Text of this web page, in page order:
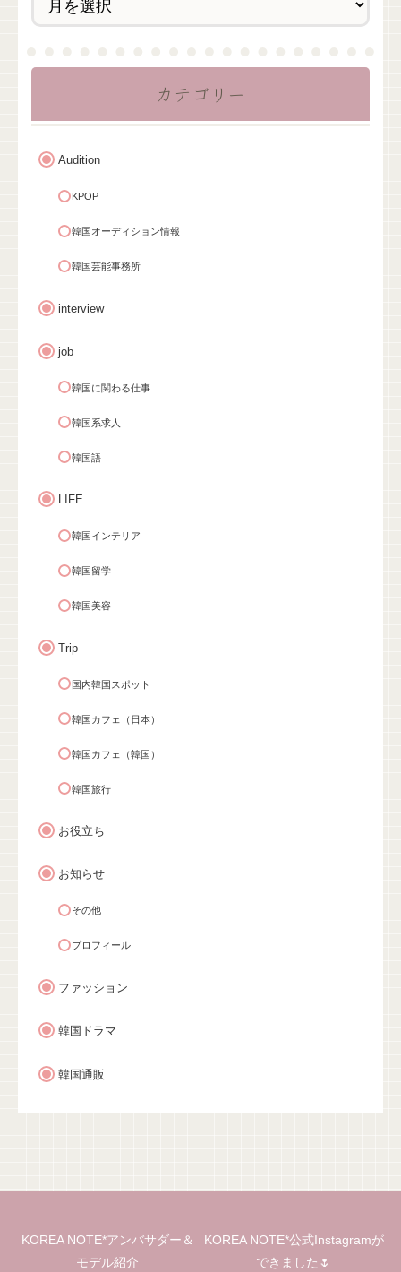
カテゴリー
Audition
KPOP
韓国オーディション情報
韓国芸能事務所
interview
job
韓国に関わる仕事
韓国系求人
韓国語
LIFE
韓国インテリア
韓国留学
韓国美容
Trip
国内韓国スポット
韓国カフェ（日本）
韓国カフェ（韓国）
韓国旅行
お役立ち
お知らせ
その他
プロフィール
ファッション
韓国ドラマ
韓国通販
KOREA NOTE*アンバサダー＆
モデル紹介
KOREA NOTE*公式Instagramが
できました🌷